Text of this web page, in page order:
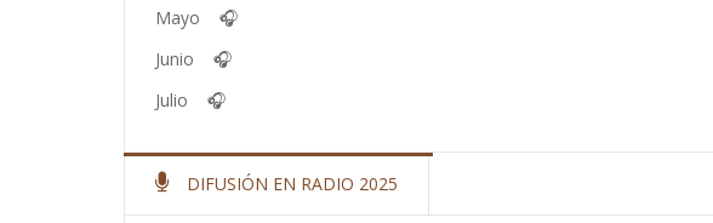
Mayo 🎧
Junio 🎧
Julio 🎧
DIFUSIÓN EN RADIO 2025